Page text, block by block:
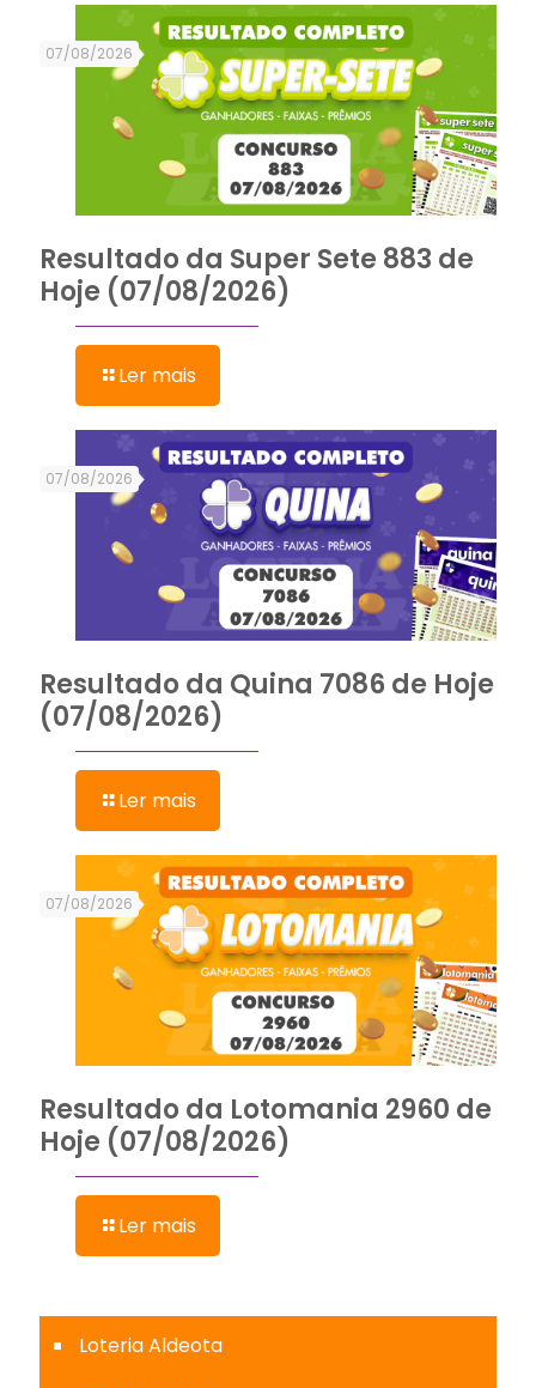
07/08/2026
Resultado da Super Sete 883 de
Hoje (07/08/2026)
Ler mais
07/08/2026
Resultado da Quina 7086 de Hoje
(07/08/2026)
Ler mais
07/08/2026
Resultado da Lotomania 2960 de
Hoje (07/08/2026)
Ler mais
Loteria Aldeota